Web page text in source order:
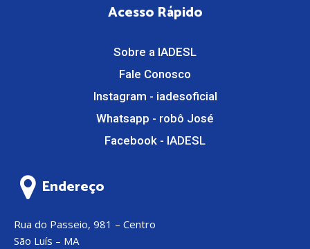
Acesso Rápido
Sobre a IADESL
Fale Conosco
Instagram - iadesoficial
Whatsapp - robô José
Facebook - IADESL
Endereço
Rua do Passeio, 981 – Centro
São Luís – MA